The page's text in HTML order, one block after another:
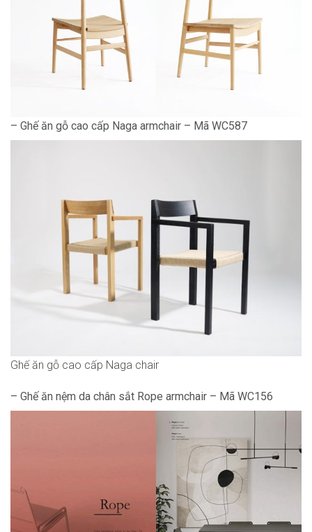
– Ghế ăn gỗ cao cấp Naga armchair – Mã WC587
Ghế ăn gỗ cao cấp Naga chair
– Ghế ăn nệm da chân sắt Rope armchair – Mã WC156